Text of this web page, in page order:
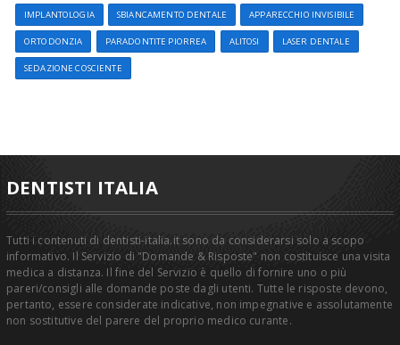
IMPLANTOLOGIA SBIANCAMENTO DENTALE APPARECCHIO INVISIBILE
ORTODONZIA PARADONTITE PIORREA ALITOSI LASER DENTALE
SEDAZIONE COSCIENTE
DENTISTI ITALIA
Tutti i contenuti di dentisti-italia.it sono da considerarsi solo a scopo
informativo. Il Servizio di "Domande & Risposte" non costituisce una visita
medica a distanza. Il fine del Servizio è quello di fornire uno o più
pareri/consigli alle domande poste dagli utenti. Tutte le risposte devono,
pertanto, essere considerate indicative, non impegnative e assolutamente
non sostitutive del parere del proprio medico curante.